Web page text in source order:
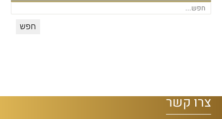
צרו קשר